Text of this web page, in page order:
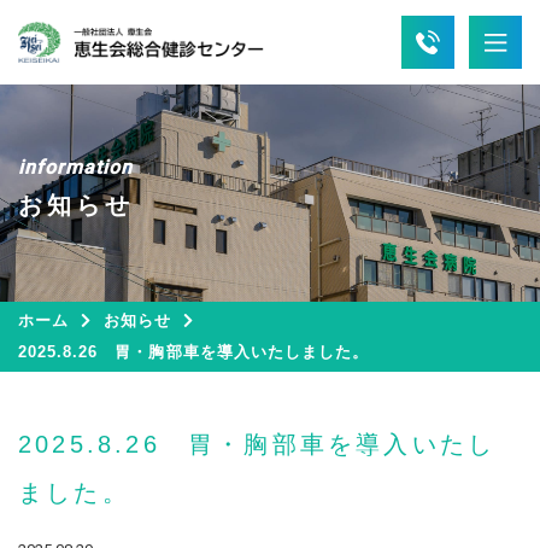
information
お知らせ
ホーム
お知らせ
2025.8.26 胃・胸部車を導入いたしました。
2025.8.26 胃・胸部車を導入いたし
ました。